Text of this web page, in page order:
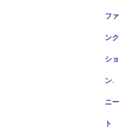
ファ
ンク
ショ
ン.
ニー
ト